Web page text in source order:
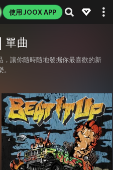
使用 JOOX APP
單曲
讓你隨時隨地發掘你最喜歡的新
。